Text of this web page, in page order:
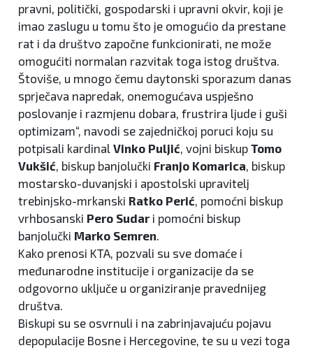
pravni, politički, gospodarski i upravni okvir, koji je
imao zaslugu u tomu što je omogućio da prestane
rat i da društvo započne funkcionirati, ne može
omogućiti normalan razvitak toga istog društva.
Štoviše, u mnogo čemu daytonski sporazum danas
sprječava napredak, onemogućava uspješno
poslovanje i razmjenu dobara, frustrira ljude i guši
optimizam“, navodi se zajedničkoj poruci koju su
potpisali kardinal Vinko Puljić , vojni biskup Tomo
Vukšić , biskup banjolučki Franjo Komarica , biskup
mostarsko-duvanjski i apostolski upravitelj
trebinjsko-mrkanski Ratko Perić , pomoćni biskup
vrhbosanski Pero Sudari pomoćni biskup
banjolučki Marko Semren
Kako prenosi KTA, pozvali su sve domaće i
međunarodne institucije i organizacije da se
odgovorno uključe u organiziranje pravednijeg
društva.
Biskupi su se osvrnuli i na zabrinjavajuću pojavu
depopulacije Bosne i Hercegovine, te su u vezi toga